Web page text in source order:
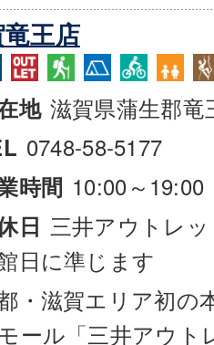
王店
地 滋賀県蒲生郡竜
0748-58-5177
時間 10:00～19:00
日 三井アウトレ
日に準じます
・滋賀エリア初の
ール「三井アウ